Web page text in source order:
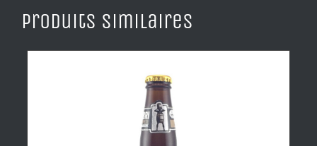
Produits similaires